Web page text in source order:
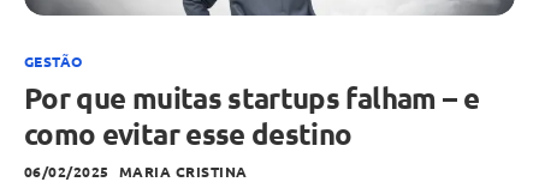
GESTÃO
Por que muitas startups falham – e
como evitar esse destino
06/02/2025 MARIA CRISTINA